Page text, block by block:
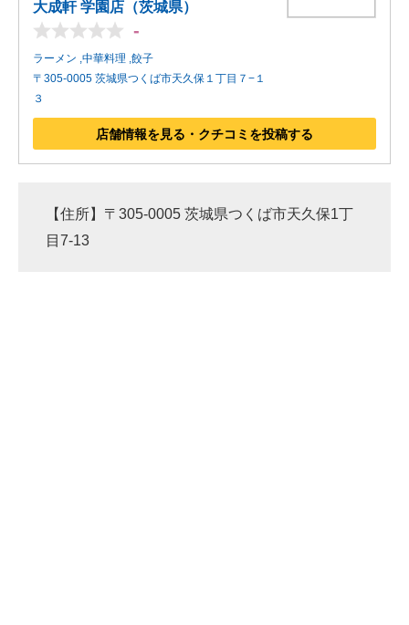
大成軒 学園店（茨城県）
-
ラーメン ,中華料理 ,餃子
〒305-0005 茨城県つくば市天久保１丁目７−１
３
店舗情報を見る・クチコミを投稿する
【住所】〒305-0005 茨城県つくば市天久保1丁
目7-13